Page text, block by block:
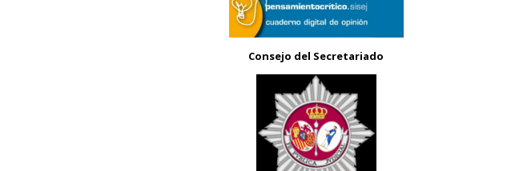
Consejo del Secretariado